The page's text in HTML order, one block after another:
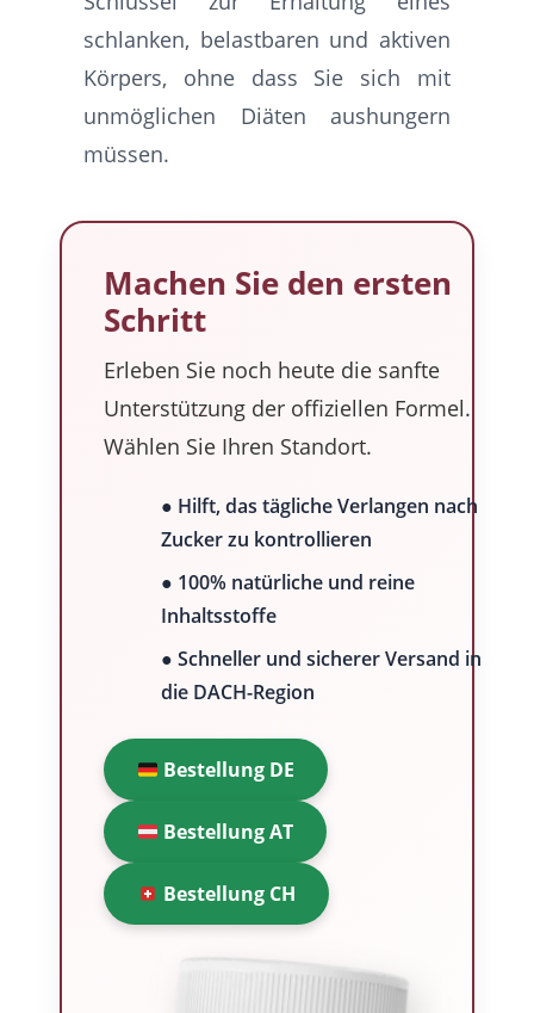
schlanken, belastbaren und aktiven
Körpers, ohne dass Sie sich mit
unmöglichen Diäten aushungern
müssen.
Machen Sie den ersten
Schritt
Erleben Sie noch heute die sanfte
Unterstützung der offiziellen Formel.
Wählen Sie Ihren Standort.
● Hilft, das tägliche Verlangen nach
Zucker zu kontrollieren
● 100% natürliche und reine
Inhaltsstoffe
● Schneller und sicherer Versand in
die DACH-Region
Bestellung DE
Bestellung AT
Bestellung CH